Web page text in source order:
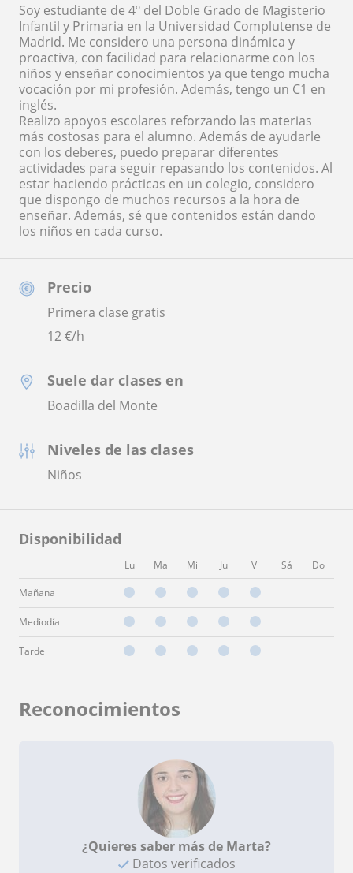
Precio
Primera clase gratis
12€/h
Suele dar clases en
Boadilla del Monte
Niveles de las clases
Niños
Disponibilidad
Lu Ma Mi Ju Vi Sá Do
Mañana
Mediodía
Tarde
Soy estudiante de 4º del Doble Grado de Magisterio
Infantil y Primaria en la Universidad Complutense de
Madrid. Me considero una persona dinámica y
proactiva, con facilidad para relacionarme con los
niños y enseñar conocimientos ya que tengo mucha
vocación por mi profesión. Además, tengo un C1 en
inglés.
Realizo apoyos escolares reforzando las materias
más costosas para el alumno. Además de ayudarle
con los deberes, puedo preparar diferentes
actividades para seguir repasando los contenidos. Al
estar haciendo prácticas en un colegio, considero
que dispongo de muchos recursos a la hora de
enseñar. Además, sé que contenidos están dando
los niños en cada curso.
Reconocimientos
¿Quieres saber más de Marta?
Datos verificados